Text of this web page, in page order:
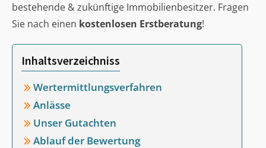
bestehende & zukünftige Immobilienbesitzer. Fragen
Sie nach einen kostenlosen Erstberatung!
Inhaltsverzeichniss
Wertermittlungsverfahren
Anlässe
Unser Gutachten
Ablauf der Bewertung